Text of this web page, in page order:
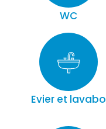
WC
Evier et lavabo